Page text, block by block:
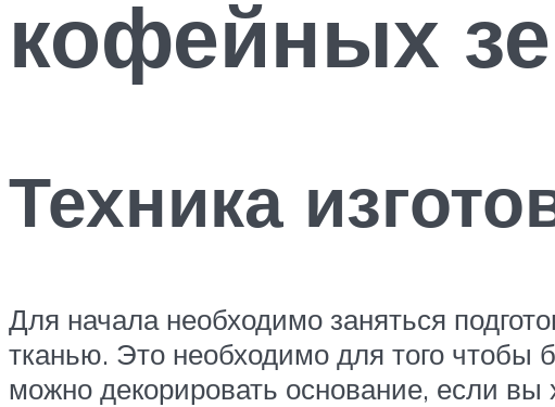
кофейных
Техника
Для начала необходимо заняться
тканью. Это необходимо для того
можно декорировать основание, если вы